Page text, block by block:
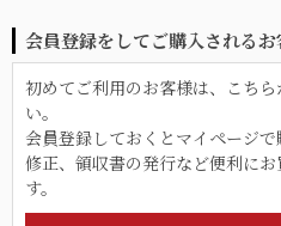
会員登録をしてご購入されるお
初めてご利用のお客様は、こち
い。
会員登録しておくとマイページ
修正、領収書の発行など便利に
す。